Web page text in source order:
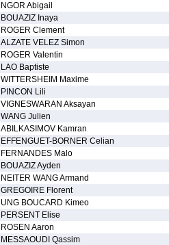
NGOR Abigail
BOUAZIZ Inaya
ROGER Clement
ALZATE VELEZ Simon
ROGER Valentin
LAO Baptiste
WITTERSHEIM Maxime
PINCON Lili
VIGNESWARAN Aksayan
WANG Julien
ABILKASIMOV Kamran
EFFENGUET-BORNER Celian
FERNANDES Malo
BOUAZIZ Ayden
NEITER WANG Armand
GREGOIRE Florent
UNG BOUCARD Kimeo
PERSENT Elise
ROSEN Aaron
MESSAOUDI Qassim